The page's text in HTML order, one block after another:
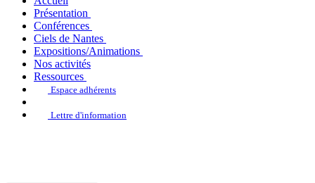
Présentation
Conférences
Ciels de Nantes
Expositions/Animations
Nos activités
Ressources
Espace adhérents
Lettre d'information